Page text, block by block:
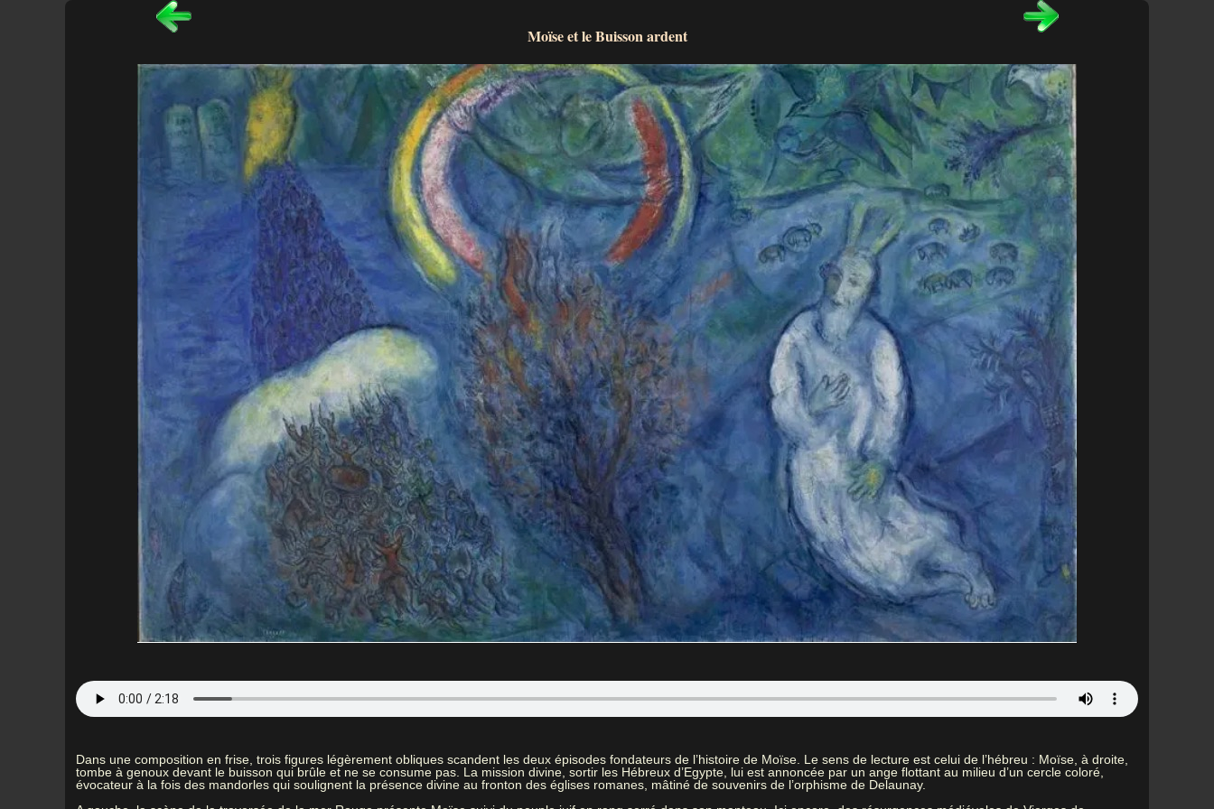
Moïse et le Buisson ardent
Dans une composition en frise, trois figures légèrement obliques scandent les deux épisodes fondateurs de l’histoire de Moïse. Le sens de lecture est celui de l’hébreu : Moïse, à droite,
tombe à genoux devant le buisson qui brûle et ne se consume pas. La mission divine, sortir les Hébreux d’Egypte, lui est annoncée par un ange flottant au milieu d’un cercle coloré,
évocateur à la fois des mandorles qui soulignent la présence divine au fronton des églises romanes, mâtiné de souvenirs de l’orphisme de Delaunay.